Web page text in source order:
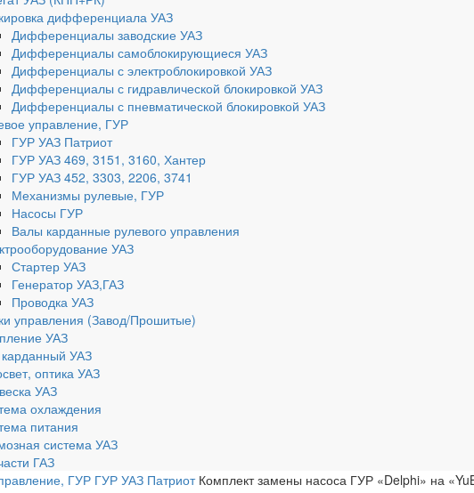
дифференциала УАЗ
Дифференциалы заводские УАЗ
Дифференциалы самоблокирующиеся УАЗ
Дифференциалы с электроблокировкой УАЗ
Дифференциалы с гидравлической блокировкой УАЗ
Дифференциалы с пневматической блокировкой УАЗ
управление, ГУР
ГУР УАЗ Патриот
ГУР УАЗ 469, 3151, 3160, Хантер
ГУР УАЗ 452, 3303, 2206, 3741
Механизмы рулевые, ГУР
Насосы ГУР
Валы карданные рулевого управления
УАЗ
Стартер УАЗ
Генератор УАЗ,ГАЗ
Проводка УАЗ
управления (Завод/Прошитые)
УАЗ
УАЗ
оптика УАЗ
УАЗ
охлаждения
питания
система УАЗ
ГАЗ
ГУР ГУР УАЗ Патриот Комплект замены насоса ГУР «Delphi» на